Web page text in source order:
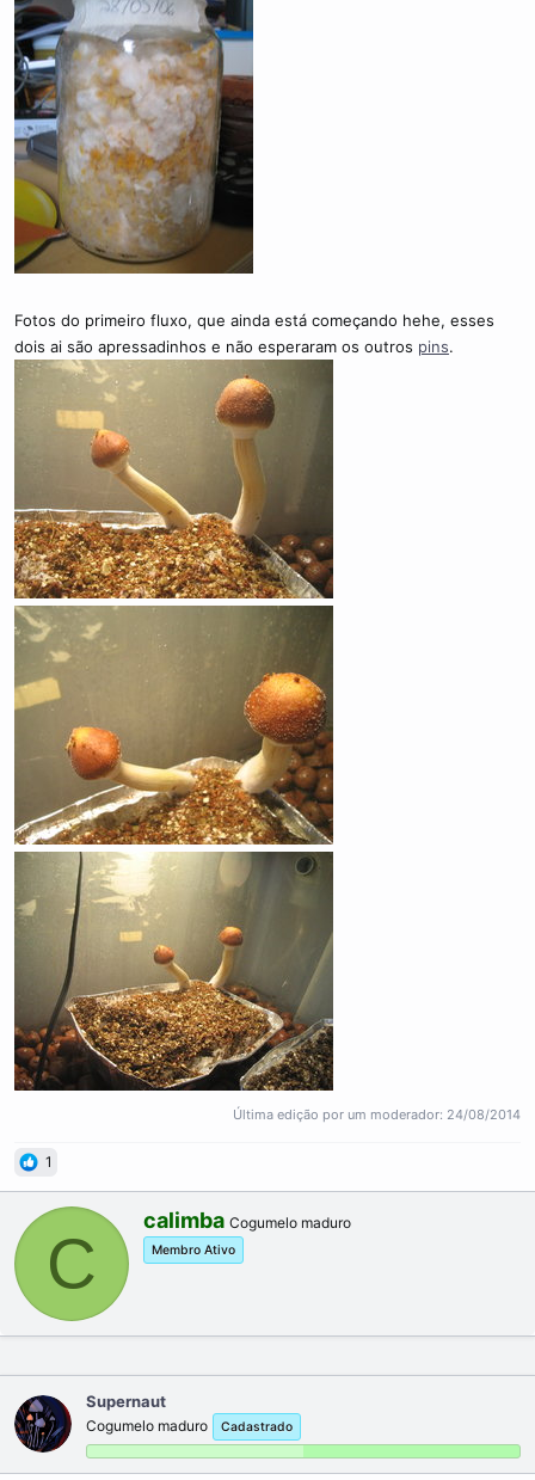
Fotos do primeiro fluxo, que ainda está começando hehe, esses
dois ai são apressadinhos e não esperaram os outros pins.
Última edição por um moderador: 24/08/2014
1
C
W
r
n
calimba Cogumelo maduro
Membro Ativo
Supernaut
Cogumelo maduro Cadastrado